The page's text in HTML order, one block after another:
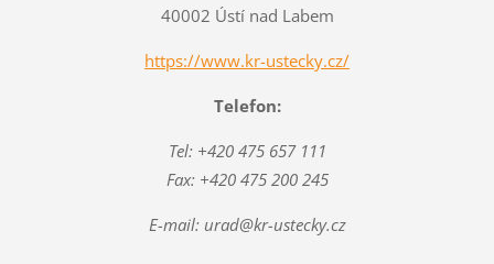
40002 Ústí nad Labem
https://www.kr-ustecky.cz/
Telefon:
Tel: +420 475 657 111
Fax: +420 475 200 245
E-mail: urad@kr-ustecky.cz